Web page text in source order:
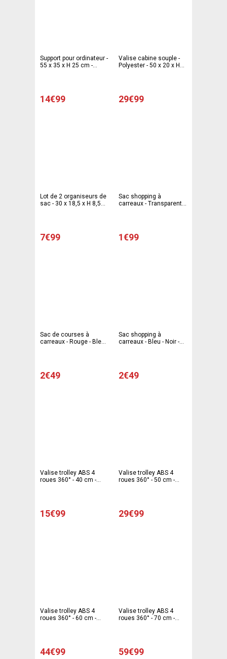
Support pour ordinateur -
55 x 35 x H 25 cm -
14€99
Valise cabine souple -
Polyester - 50 x 20 x H
29€99
Lot de 2 organiseurs de
sac - 30 x 18,5 x H 8,5
7€99
Sac shopping à
carreaux - Transparent -
1€99
Sac de courses à
carreaux - Rouge - Bleu -
2€49
Sac shopping à
carreaux - Bleu - Noir -
2€49
Valise trolley ABS 4
roues 360° - 40 cm -
15€99
Valise trolley ABS 4
roues 360° - 50 cm -
29€99
Valise trolley ABS 4
roues 360° - 60 cm -
44€99
Valise trolley ABS 4
roues 360° - 70 cm -
59€99